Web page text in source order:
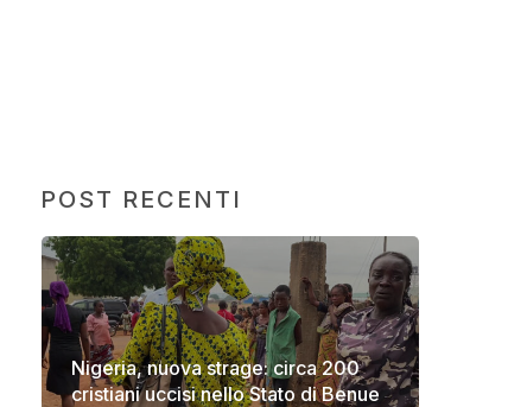
POST RECENTI
Nigeria, nuova strage: circa 200
cristiani uccisi nello Stato di Benue